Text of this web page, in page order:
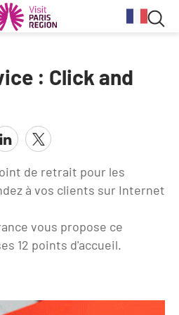
d'affaires
BtoB 2026
Region
: Click and
de retrait pour les
à vos clients sur Internet
vous propose ce
12 points d'accueil.